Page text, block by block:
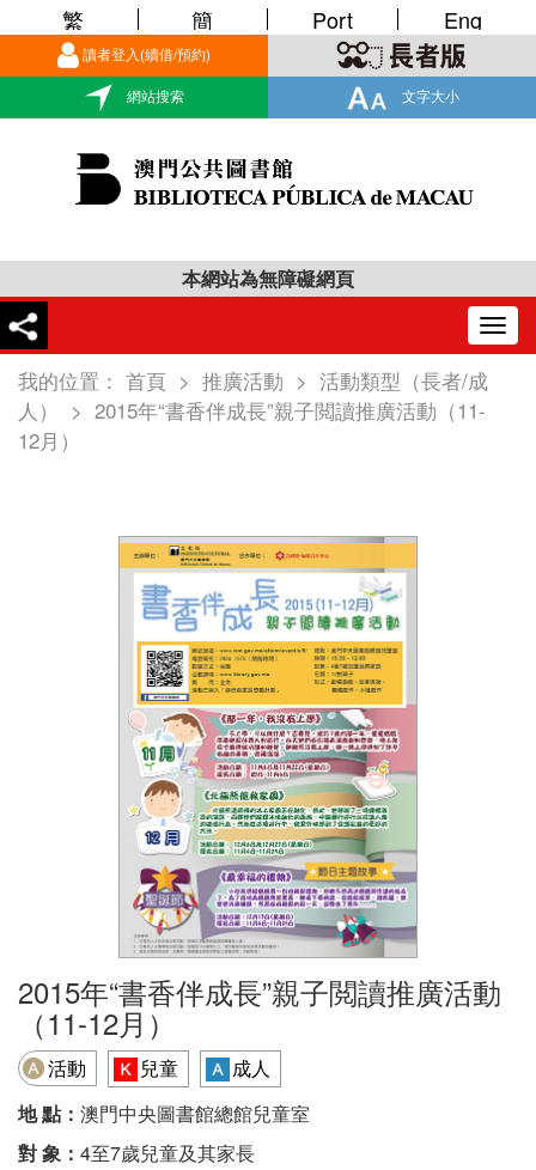
讀者登入(續借/預約)
網站搜索 文字大小
繁 簡 Port Eng
本網站為無障礙網頁
我的位置： 首頁 > 推廣活動 > 活動類型（長者/成
人）
> 2015年“書香伴成長”親子閲讀推廣活動（11-
12月）
2015年“書香伴成長”親子閲讀推廣活動
（11-12月）
活動 兒童
成人
地 點： 澳門中央圖書館總館兒童室
對 象： 4至7歲兒童及其家長